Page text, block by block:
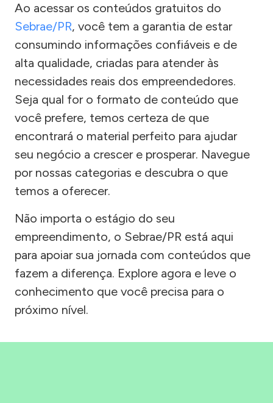
Ao acessar os conteúdos gratuitos do
Sebrae/PR, você tem a garantia de estar
consumindo informações confiáveis e de
alta qualidade, criadas para atender às
necessidades reais dos empreendedores.
Seja qual for o formato de conteúdo que
você prefere, temos certeza de que
encontrará o material perfeito para ajudar
seu negócio a crescer e prosperar. Navegue
por nossas categorias e descubra o que
temos a oferecer.
Não importa o estágio do seu
empreendimento, o Sebrae/PR está aqui
para apoiar sua jornada com conteúdos que
fazem a diferença. Explore agora e leve o
conhecimento que você precisa para o
próximo nível.